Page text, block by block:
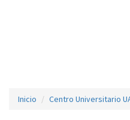
Inicio Centro Universitario